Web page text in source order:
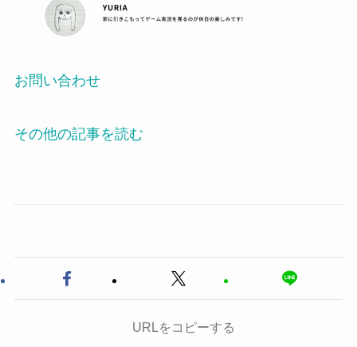
お問い合わせ
その他の記事を読む
URLをコピーする